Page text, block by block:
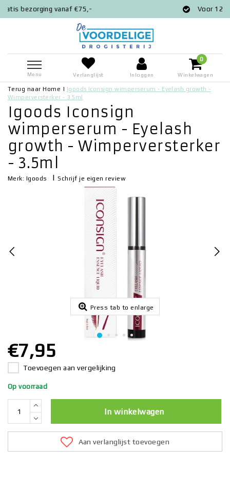
Voor 12:00 besteld = zelfde dag
Menu Verlanglijst Inloggen
0
Winkelwagen
Terug naar Home | Igoods Iconsign wimperserum - Eyelash growth -
Wimperversterker - 3.5ml
Igoods Iconsign
wimperserum - Eyelash
growth - Wimperversterker
- 3.5ml
Merk: Igoods |Schrijf je eigen review
Press tab to enlarge
€7,95
Toevoegen aan vergelijking
Op voorraad
In winkelwagen
Aan verlanglijst toevoegen